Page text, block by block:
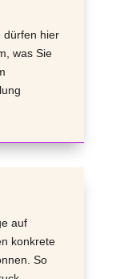
dürfen hier
was Sie
auf
konkrete
So